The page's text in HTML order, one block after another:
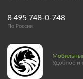
8 495 748-0-748
По России
Удобное и